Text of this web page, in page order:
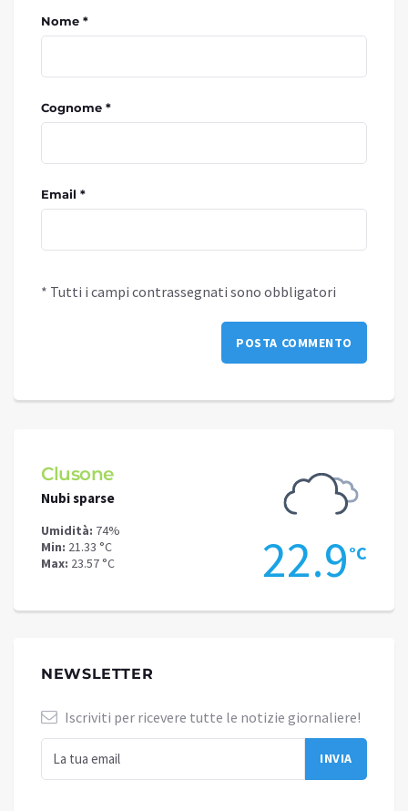
Nome *
Cognome *
Email *
* Tutti i campi contrassegnati sono obbligatori
°C
Schilpario
Cielo sereno
Umidità:
Min:17.39 °C
Max:19.44 °C 18.4
NEWSLETTER
Iscriviti per ricevere tutte le notizie giornaliere!